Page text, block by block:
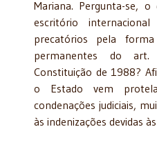
Mariana. Pergunta-se,
escritório
precatórios pela
permanentes do
Constituição de 1988?
o Estado vem
condenações judiciais,
às indenizações devidas